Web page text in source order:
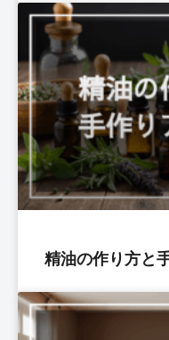
精油の作り方と